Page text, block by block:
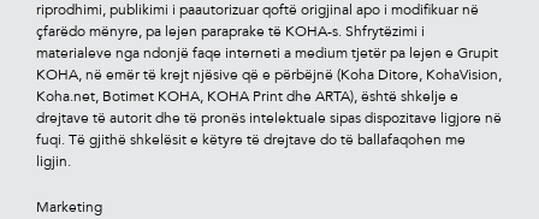
riprodhimi, publikimi i paautorizuar qoftë origjinal apo i modiﬁkuar në
çfarëdo mënyre, pa lejen paraprake të KOHA-s. Shfrytëzimi i
materialeve nga ndonjë faqe interneti a medium tjetër pa lejen e Grupit
KOHA, në emër të krejt njësive që e përbëjnë (Koha Ditore, KohaVision,
Koha.net, Botimet KOHA, KOHA Print dhe ARTA), është shkelje e
drejtave të autorit dhe të pronës intelektuale sipas dispozitave ligjore në
fuqi. Të gjithë shkelësit e këtyre të drejtave do të ballafaqohen me
ligjin.
Marketing